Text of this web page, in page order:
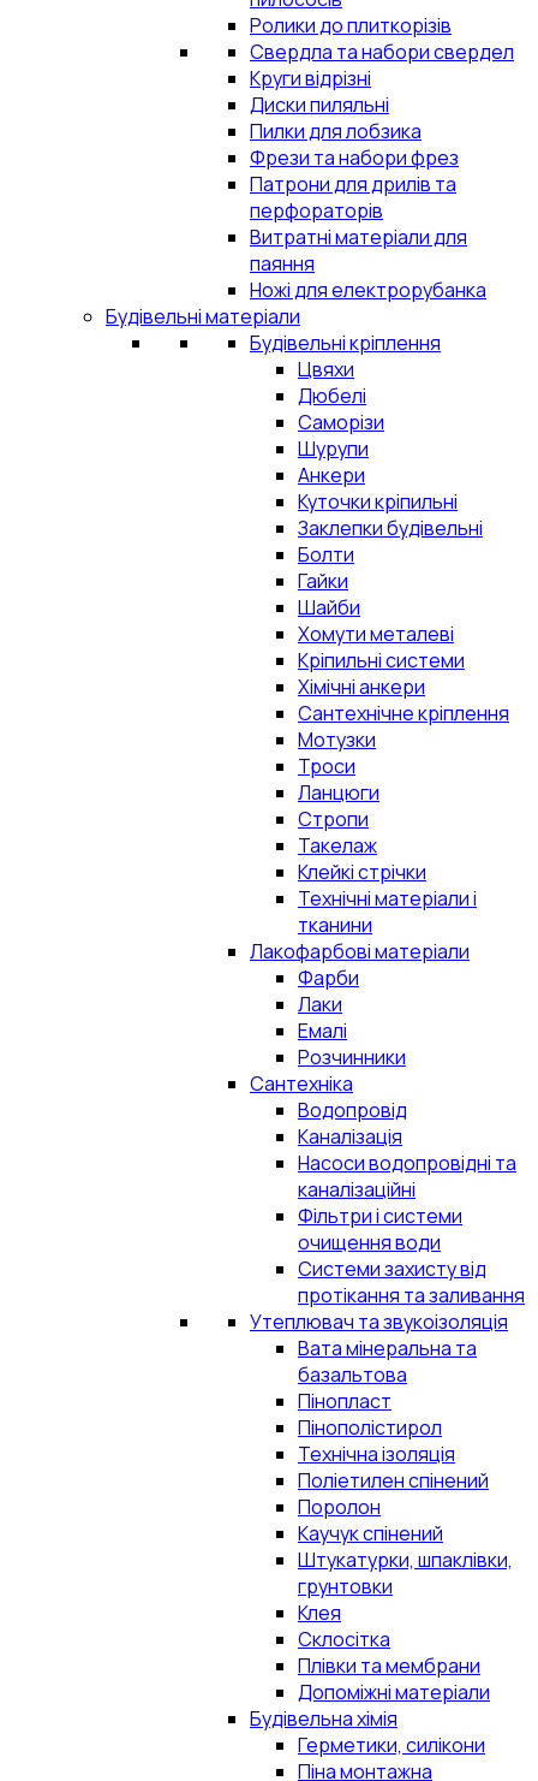
Ролики до плиткорізів
Свердла та набори свердел
Круги відрізні
Диски пиляльні
Пилки для лобзика
Фрези та набори фрез
Патрони для дрилів та
перфораторів
Витратні матеріали для
паяння
Ножі для електрорубанка
Будівельні матеріали
Будівельні кріплення
Цвяхи
Дюбелі
Саморізи
Шурупи
Анкери
Куточки кріпильні
Заклепки будівельні
Болти
Гайки
Шайби
Хомути металеві
Кріпильні системи
Хімічні анкери
Сантехнічне кріплення
Мотузки
Троси
Ланцюги
Стропи
Такелаж
Клейкі стрічки
Технічні матеріали і
тканини
Лакофарбові матеріали
Фарби
Лаки
Емалі
Розчинники
Сантехніка
Водопровід
Каналізація
Насоси водопровідні та
каналізаційні
Фільтри і системи
очищення води
Системи захисту від
протікання та заливання
Утеплювач та звукоізоляція
Вата мінеральна та
базальтова
Пінопласт
Пінополістирол
Технічна ізоляція
Поліетилен спінений
Поролон
Каучук спінений
Штукатурки, шпаклівки,
грунтовки
Клея
Склосітка
Плівки та мембрани
Допоміжні матеріали
Будівельна хімія
Герметики, силікони
Піна монтажна